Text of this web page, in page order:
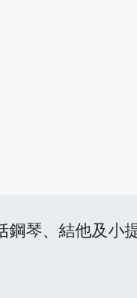
琴、結他及小